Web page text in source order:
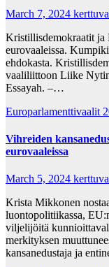
March 7, 2024
Kristillisdemokraatit ja
eurovaaleissa.
ehdokasta.
vaaliliittoon Liike
Essayah. –…
Europarlamenttivaalit
Vihreiden
eurovaaleissa
March 5, 2024
Krista Mikkonen
luontopolitiikassa,
viljelijöitä
merkityksen
kansanedustaja ja